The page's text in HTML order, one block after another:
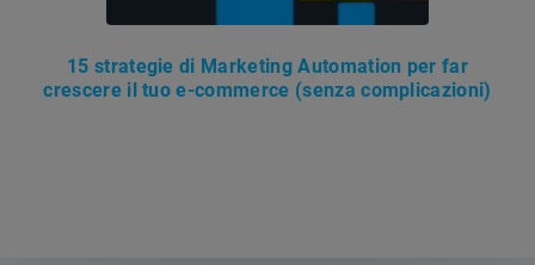
15 strategie di Marketing Automation per far
crescere il tuo e-commerce (senza complicazioni)